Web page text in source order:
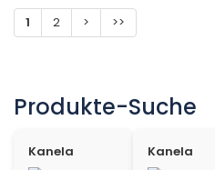
1 2 > >>
Produkte-Suche
Kanela Kanela